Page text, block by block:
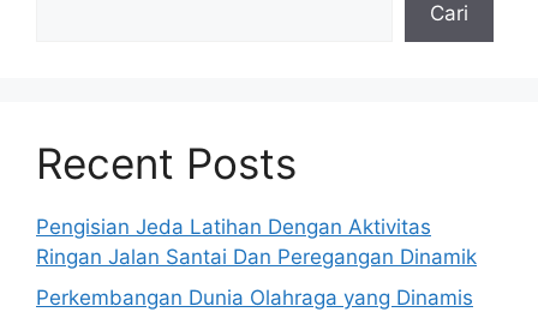
Cari
Recent Posts
Pengisian Jeda Latihan Dengan Aktivitas
Ringan Jalan Santai Dan Peregangan Dinamik
Perkembangan Dunia Olahraga yang Dinamis